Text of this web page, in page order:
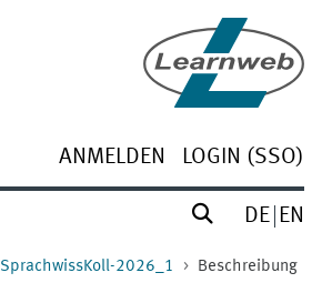
ANMELDEN LOGIN (SSO)
DE EN
SprachwissKoll-2026_1 Beschreibung